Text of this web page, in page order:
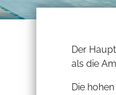
Der
als die
Die